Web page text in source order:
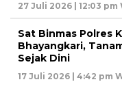
27 Juli 2026 | 12:03 pm
Sat Binmas Polres
Bhayangkari,
Sejak Dini
17 Juli 2026 | 4:42 pm